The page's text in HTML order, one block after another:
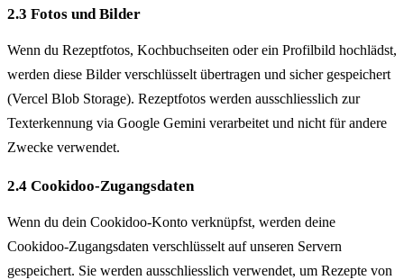
2.3 Fotos und Bilder
Wenn du Rezeptfotos, Kochbuchseiten oder ein Profilbild hochlädst,
werden diese Bilder verschlüsselt übertragen und sicher gespeichert
(Vercel Blob Storage). Rezeptfotos werden ausschliesslich zur
Texterkennung via Google Gemini verarbeitet und nicht für andere
Zwecke verwendet.
2.4 Cookidoo-Zugangsdaten
Wenn du dein Cookidoo-Konto verknüpfst, werden deine
Cookidoo-Zugangsdaten verschlüsselt auf unseren Servern
gespeichert. Sie werden ausschliesslich verwendet, um Rezepte von